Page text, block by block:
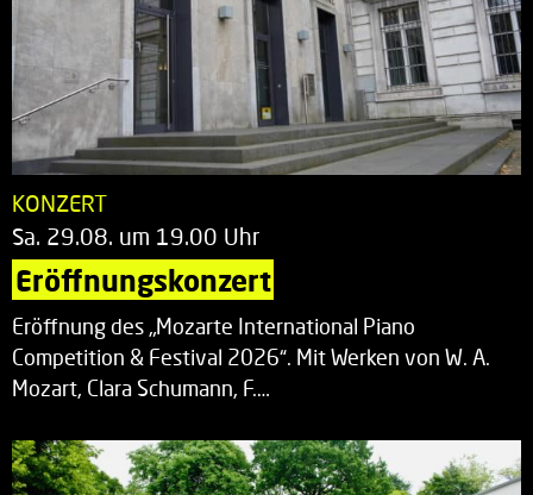
KONZERT
Sa. 29.08. um 19.00 Uhr
Eröffnungskonzert
Eröffnung des „Mozarte International Piano
Competition & Festival 2026“. Mit Werken von W. A.
Mozart, Clara Schumann, F.…